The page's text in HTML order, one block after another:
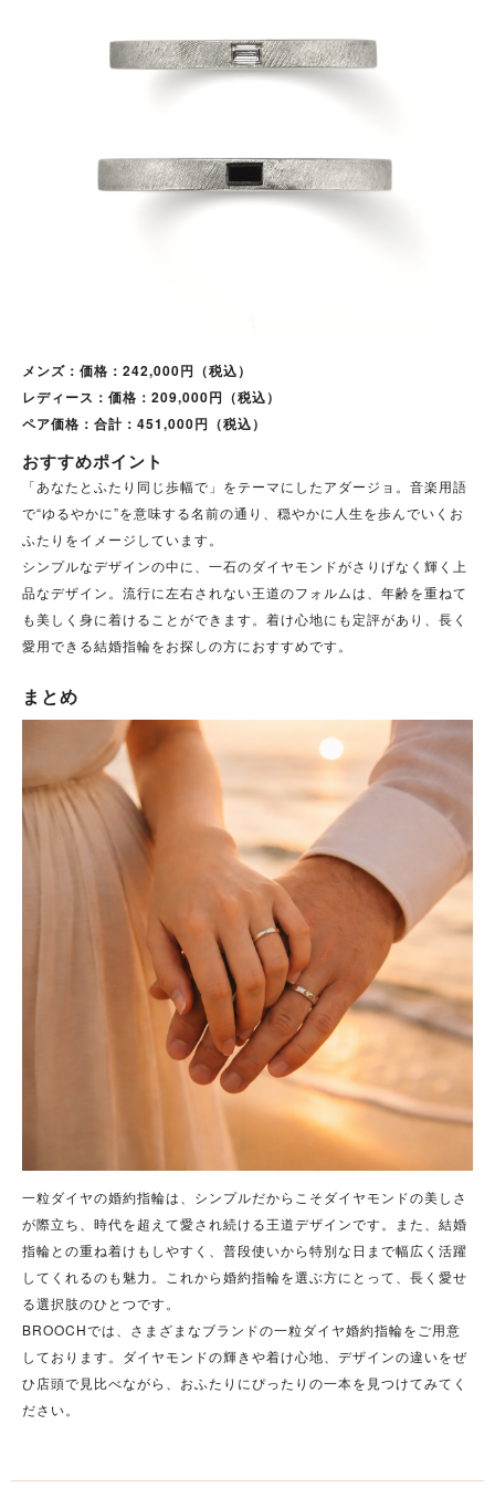
メンズ：価格：242,000円（税込）
レディース：価格：209,000円（税込）
ペア価格：合計：451,000円（税込）
おすすめポイント
「あなたとふたり同じ歩幅で」をテーマにしたアダージョ。音楽用語
で“ゆるやかに”を意味する名前の通り、穏やかに人生を歩んでいくお
ふたりをイメージしています。
シンプルなデザインの中に、一石のダイヤモンドがさりげなく輝く上
品なデザイン。流行に左右されない王道のフォルムは、年齢を重ねて
も美しく身に着けることができます。 着け心地にも定評があり、長く
愛用できる結婚指輪をお探しの方におすすめです。
まとめ
一粒ダイヤの婚約指輪は、シンプルだからこそダイヤモンドの美しさ
が際立ち、時代を超えて愛され続ける王道デザインです。
また、結婚
指輪との重ね着けもしやすく、普段使いから特別な日まで幅広く活躍
してくれるのも魅力。これから婚約指輪を選ぶ方にとって、長く愛せ
る選択肢のひとつです。
BROOCHでは、さまざまなブランドの一粒ダイヤ婚約指輪をご用意
しております。ダイヤモンドの輝きや着け心地、デザインの違いをぜ
ひ店頭で見比べながら、おふたりにぴったりの一本を見つけてみてく
ださい。